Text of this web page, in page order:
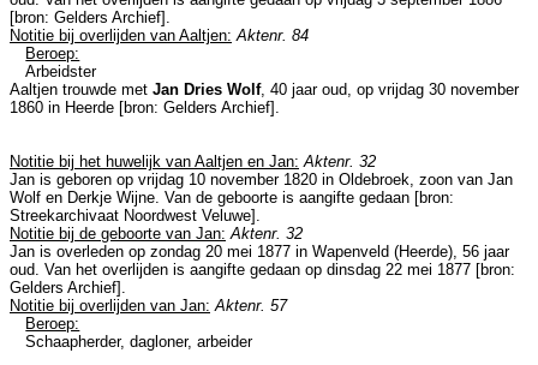
[bron: Gelders Archief].
Notitie bij overlijden van Aaltjen: Aktenr. 84
Beroep:
Arbeidster
Aaltjen trouwde met Jan Dries Wolf, 40 jaar oud, op vrijdag 30 november
1860 in Heerde [bron: Gelders Archief].
Notitie bij het huwelijk van Aaltjen en Jan: Aktenr. 32
Jan is geboren op vrijdag 10 november 1820 in Oldebroek, zoon van Jan
Wolf en Derkje Wijne. Van de geboorte is aangifte gedaan [bron:
Streekarchivaat Noordwest Veluwe].
Notitie bij de geboorte van Jan: Aktenr. 32
Jan is overleden op zondag 20 mei 1877 in Wapenveld (Heerde), 56 jaar
oud. Van het overlijden is aangifte gedaan op dinsdag 22 mei 1877 [bron:
Gelders Archief].
Notitie bij overlijden van Jan: Aktenr. 57
Beroep:
Schaapherder, dagloner, arbeider